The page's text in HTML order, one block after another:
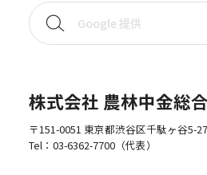
株式会社 農林中金総
〒151-0051 東京都渋谷区千駄ヶ谷5-
Tel： 03-6362-7700（代表）